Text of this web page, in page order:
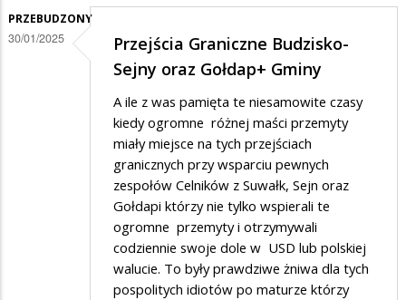
PRZEBUDZONY
30/01/2025
Przejścia Graniczne Budzisko-
Sejny oraz Gołdap+ Gminy
A ile z was pamięta te niesamowite czasy
kiedy ogromne różnej maści przemyty
miały miejsce na tych przejściach
granicznych przy wsparciu pewnych
zespołów Celników z Suwałk, Sejn oraz
Gołdapi którzy nie tylko wspierali te
ogromne przemyty i otrzymywali
codziennie swoje dole w USD lub polskiej
walucie. To były prawdziwe żniwa dla tych
pospolitych idiotów po maturze którzy